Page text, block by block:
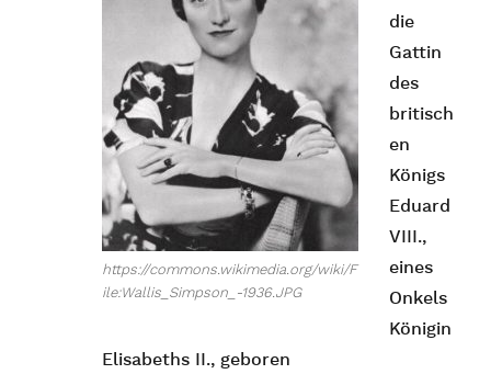
https://commons.wikimedia.org/wiki/F
ile:Wallis_Simpson_-1936.JPG
die
Gattin
des
britisch
en
Königs
Eduard
VIII.,
eines
Onkels
Königin
Elisabeths II., geboren